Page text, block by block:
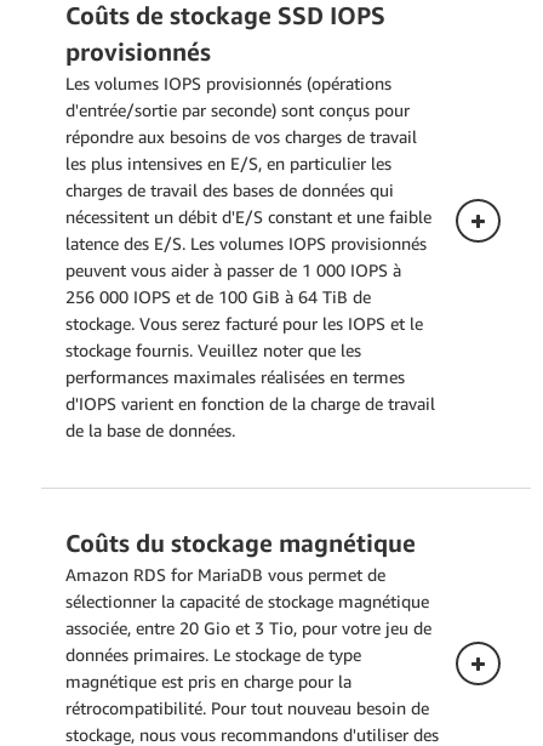
Déploiement mono-AZ
La tarification ci-dessous s'applique à une
instance de base de données déployée
dans une seule zone de disponibilité.
Déploiement multi-AZ (un de secours)
Coûts de stockage SSD IOPS
provisionnés
Les volumes IOPS provisionnés (opérations
d'entrée/sortie par seconde) sont conçus pour
répondre aux besoins de vos charges de travail
les plus intensives en E/S, en particulier les
charges de travail des bases de données qui
nécessitent un débit d'E/S constant et une faible
latence des E/S. Les volumes IOPS provisionnés
peuvent vous aider à passer de 1 000 IOPS à
256 000 IOPS et de 100 GiB à 64 TiB de
stockage. Vous serez facturé pour les IOPS et le
stockage fournis. Veuillez noter que les
performances maximales réalisées en termes
d'IOPS varient en fonction de la charge de travail
de la base de données.
Déploiement mono-AZ
La tarification ci-dessous s'applique à une
instance de base de données déployée
dans une seule zone de disponibilité.
Coûts du stockage magnétique
Amazon RDS for MariaDB vous permet de
sélectionner la capacité de stockage magnétique
associée, entre 20 Gio et 3 Tio, pour votre jeu de
données primaires. Le stockage de type
magnétique est pris en charge pour la
rétrocompatibilité. Pour tout nouveau besoin de
stockage, nous vous recommandons d'utiliser des